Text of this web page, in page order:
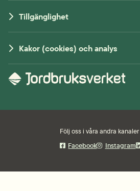
Tillgänglighet
Kakor (cookies) och analys
Följ oss i våra andra kanaler
Facebook
Instagram